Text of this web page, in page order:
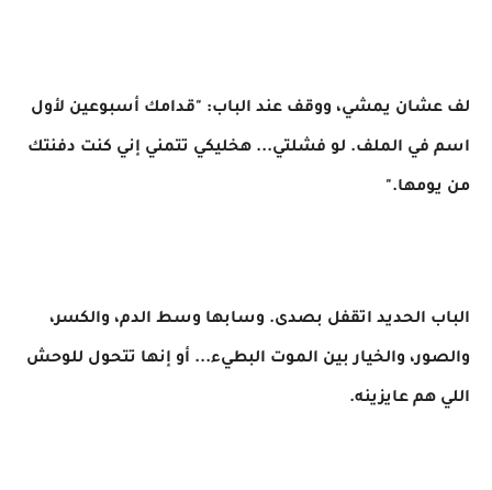
لف عشان يمشي، ووقف عند الباب: "قدامك أسبوعين لأول
اسم في الملف. لو فشلتي... هخليكي تتمني إني كنت دفنتك
من يومها."
الباب الحديد اتقفل بصدى. وسابها وسط الدم، والكسر،
والصور، والخيار بين الموت البطيء... أو إنها تتحول للوحش
اللي هم عايزينه.